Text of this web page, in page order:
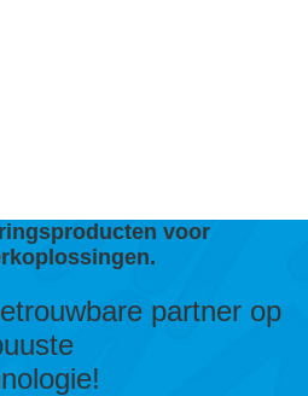
voor
partner op